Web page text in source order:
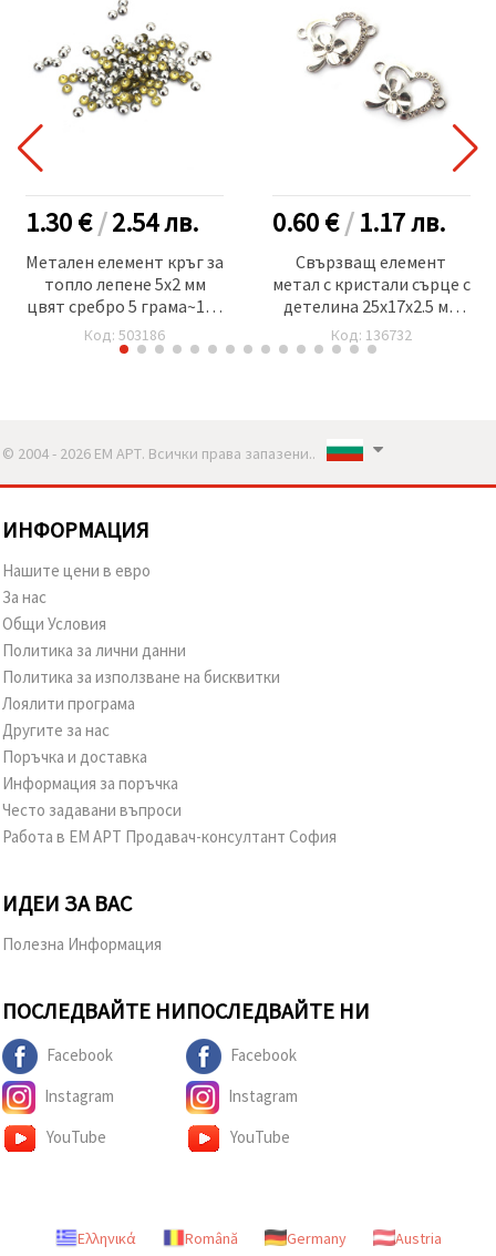
1.30 €/2.54лв.
Метален елемент кръг за
топло лепене 5x2 мм
цвят сребро 5 грама~120
броя
Код: 503186
0.60 €/1.17лв.
Свързващ елемент
метал с кристали сърце с
детелина 25x17x2.5 мм
дупка 1.5 мм цвят сребро
-2 броя
Код: 136732
© 2004 - 2026 ЕМ АРТ. Всички права запазени..
ИНФОРМАЦИЯ
Нашите цени в евро
За нас
Общи Условия
Политика за лични данни
Политика за използване на бисквитки
Лоялити програма
Другите за нас
Поръчка и доставка
Информация за поръчка
Често задавани въпроси
Работа в ЕМ АРТ Продавач-консултант София
ИДЕИ ЗА ВАС
Полезна Информация
ПОСЛЕДВАЙТЕ НИ
Facebook
Instagram
YouTube
ПОСЛЕДВАЙТЕ НИ
Facebook
Instagram
YouTube
Ελληνικά Română Germany Austria